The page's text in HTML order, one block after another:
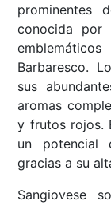
prominentes
conocida por
Barbaresco.
sus
aromas
y frutos rojos.
un potencial
gracias a su
Sangiovese